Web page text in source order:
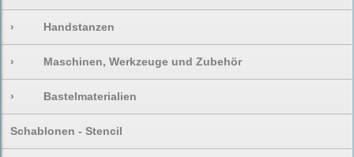
› Handstanzen
› Maschinen, Werkzeuge und Zubehör
› Bastelmaterialien
Schablonen - Stencil